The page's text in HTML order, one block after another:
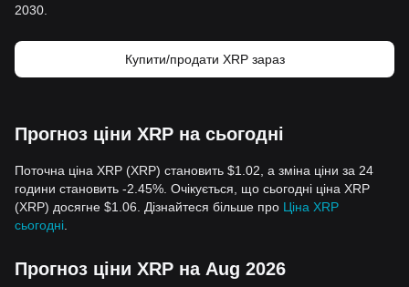
2030.
Купити/продати XRP зараз
Прогноз ціни XRP на сьогодні
Поточна ціна XRP (XRP) становить $1.02, а зміна ціни за 24
години становить -2.45%. Очікується, що сьогодні ціна XRP
(XRP) досягне $1.06. Дізнайтеся більше про Ціна XRP
сьогодні
Прогноз ціни XRP на Aug 2026